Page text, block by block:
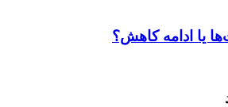
یا ادامه کاهش؟